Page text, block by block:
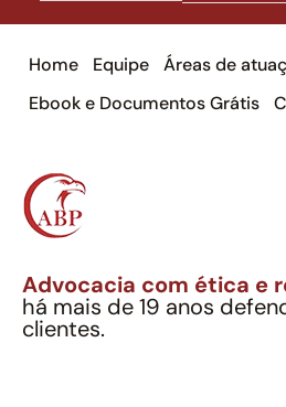
Home Equipe Áreas de
Ebook e Documentos Grátis
Advocacia com ética e
há mais de 19 anos
clientes.